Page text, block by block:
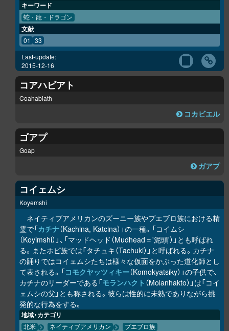
キーワード
蛇・龍・ドラゴン
文献
01 33
Last-update:
2015-12-16
コアハビアト
Coahabiath
コカビエル
ゴアプ
Goap
ガアプ
コイェムシ
Koyemshi
ネイティブアメリカンのズーニー族やプエブロ族における精
霊で「カチナ（Kachina, Katcina）」の一種。「コイムシ
（Koyimshi）」、「マッドヘッド（Mudhead＝'泥頭'）」とも呼ばれ
る。またホピ族では「タチュキ（Tachuki）」と呼ばれる。カチナ
の踊りではコイェムシたちは様々な仮面をかぶった道化師とし
て表される。「コモクヤッツィキー（Komokyatsiky）」の子供で、
カチナのリーダーである「モランハクト （Molanhakto）」は「コイ
ェムシの父」とも称される。彼らは性的に未熟でありながら挑
発的な行為をする。
地域・カテゴリ
北米 ネイティブアメリカン プエブロ族